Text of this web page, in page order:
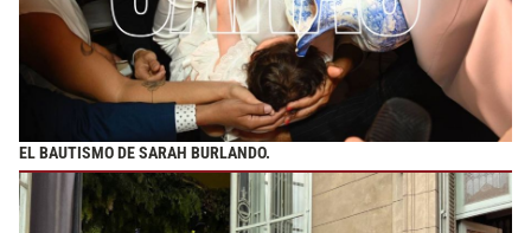
EL BAUTISMO DE SARAH BURLANDO.